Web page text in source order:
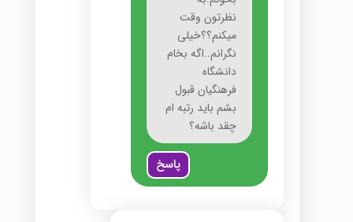
نظرتون وقت
میکنم؟؟خیلی
نگرانم..اگه بخام
دانشگاه
فرهنگیان قبول
بشم باید رتبه ام
چقد باشه؟
پاسخ